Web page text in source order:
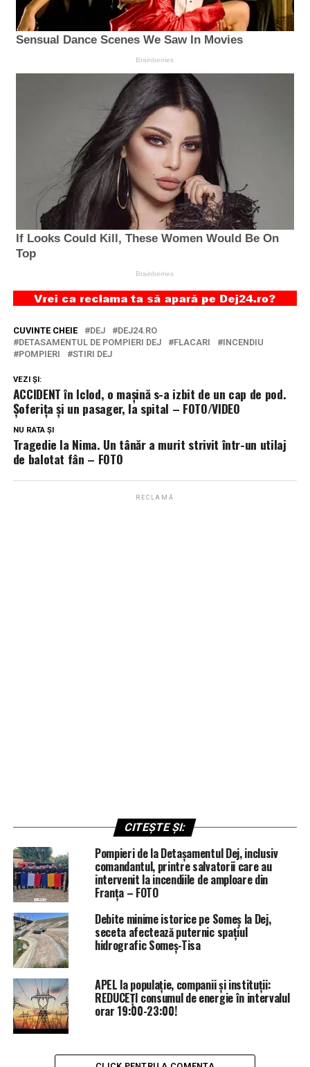
CUVINTE CHEIE DEJ
DEJ24.RO
DETASAMENTUL DE POMPIERI DEJ
FLACARI
INCENDIU
POMPIERI
STIRI DEJ
VEZI ȘI:
ACCIDENT în Iclod, o mașină s-a izbit de un cap de pod.
Șoferița și un pasager, la spital – FOTO/VIDEO
NU RATA ȘI
Tragedie la Nima. Un tânăr a murit strivit într-un utilaj
de balotat fân – FOTO
RECLAMĂ
CITEȘTE ȘI:
Pompieri de la Detașamentul Dej, inclusiv
comandantul, printre salvatorii care au
intervenit la incendiile de amploare din
Franța – FOTO
Debite minime istorice pe Someș la Dej,
seceta afectează puternic spațiul
hidrografic Someș-Tisa
APEL la populație, companii și instituții:
REDUCEȚI consumul de energie în intervalul
orar 19:00-23:00!